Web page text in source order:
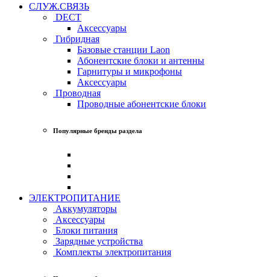
СЛУЖ.СВЯЗЬ
DECT
Аксессуары
Гибридная
Базовые станции Laon
Абонентские блоки и антенны
Гарнитуры и микрофоны
Аксессуары
Проводная
Проводные абонентские блоки
Популярные бренды раздела
ЭЛЕКТРОПИТАНИЕ
Аккумуляторы
Аксессуары
Блоки питания
Зарядные устройства
Комплекты электропитания